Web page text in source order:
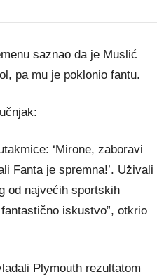
saznao da je Muslić
pa mu je poklonio fantu.
‘Mirone, zaboravi
Fanta je spremna!’. Uživali
od najvećih sportskih
iskustvo”, otkrio
Plymouth rezultatom